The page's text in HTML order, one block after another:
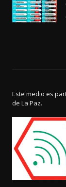
Este medio es
de La Paz.